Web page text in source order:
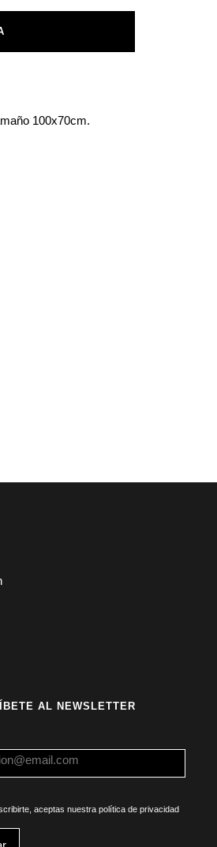
100x70cm.
AL NEWSLETTER
aceptas nuestra política de privacidad